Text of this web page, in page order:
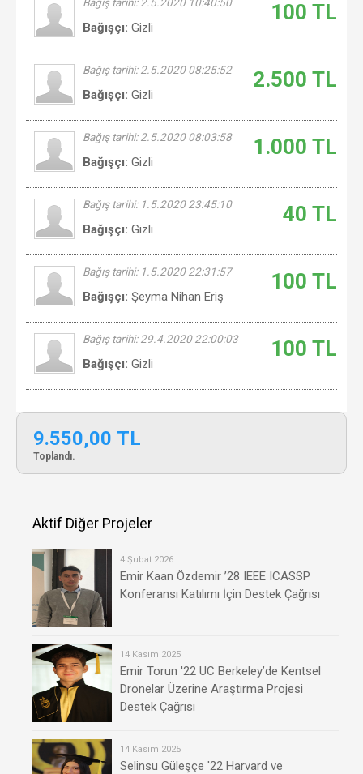
100 TL
Bağışçı: Gizli
2.500 TL
Bağış tarihi: 2.5.2020 08:25:52
Bağışçı: Gizli
1.000 TL
Bağış tarihi: 2.5.2020 08:03:58
Bağışçı: Gizli
40 TL
Bağış tarihi: 1.5.2020 23:45:10
Bağışçı: Gizli
100 TL
Bağış tarihi: 1.5.2020 22:31:57
Bağışçı: Şeyma Nihan Eriş
100 TL
Bağış tarihi: 29.4.2020 22:00:03
Bağışçı: Gizli
9.550,00 TL
Toplandı.
Aktif Diğer Projeler
4 Şubat 2026
Emir Kaan Özdemir ’28 IEEE ICASSP
Konferansı Katılımı İçin Destek Çağrısı
14 Kasım 2025
Emir Torun '22 UC Berkeley’de Kentsel
Dronelar Üzerine Araştırma Projesi
Destek Çağrısı
14 Kasım 2025
Selinsu Güleşçe '22 Harvard ve